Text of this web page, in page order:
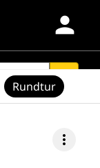
person
search
more_vert
Rundtur